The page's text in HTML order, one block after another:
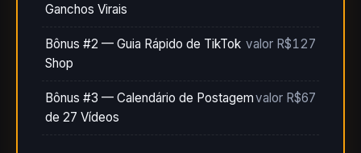
Ganchos Virais
Bônus #2 — Guia Rápido de TikTok
Shop
valor R$127
Bônus #3 — Calendário de Postagem
de 27 Vídeos
valor R$67